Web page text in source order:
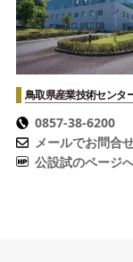
鳥取県産業技術センタ
0857-38-6200
メールでお問合
公設試のページ